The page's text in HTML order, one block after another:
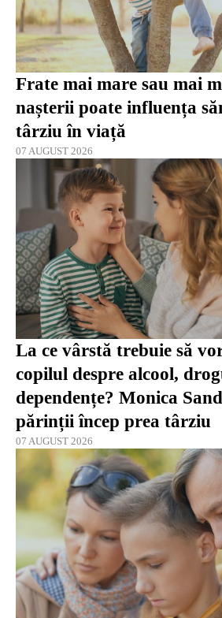
Frate mai mare sau mai
nașterii poate influența
târziu în viață
07 AUGUST 2026
La ce vârstă trebuie să
copilul despre alcool,
dependențe? Monica
părinții încep prea târziu
07 AUGUST 2026